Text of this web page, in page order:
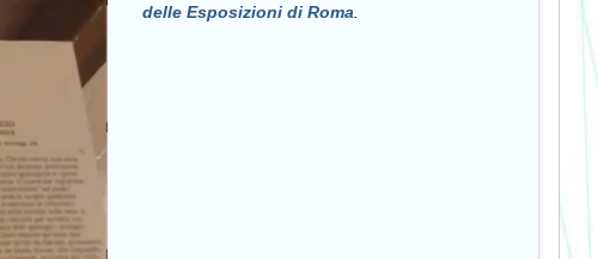
delle Esposizioni di Roma